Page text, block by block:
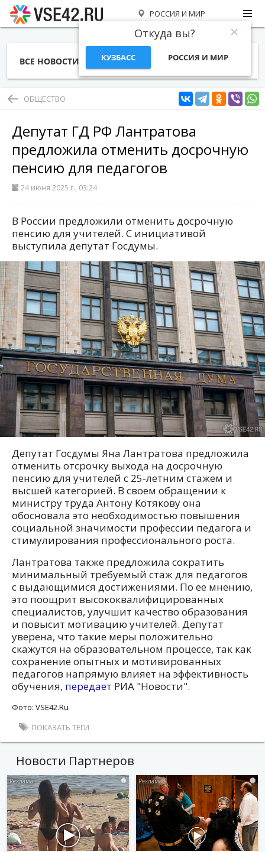
РОССИЯ И МИР
Откуда вы?
КУЗБАСС РОССИЯ И МИР
ВСЕ НОВОСТИ СТАТЬИ ТЕМЫ ФОТО
ОБЩЕСТВО
Депутат ГД РФ Лантратова
предложила отменить досрочную
пенсию для педагогов
24 июня 2025 г., 03:24
В России предложили отменить досрочную
пенсию для учителей. С инициативой
выступила депутат Госдумы.
Депутат Госдумы Яна Лантратова предложила
отменить отсрочку выхода на досрочную
пенсию для учителей с 25-летним стажем и
высшей категорией. В своем обращении к
министру труда Антону Котякову она
обосновала это необходимостью повышения
социальной значимости профессии педагога и
стимулирования профессионального роста.
Лантратова также предложила сократить
минимальный требуемый стаж для педагогов
с выдающимися достижениями. По ее мнению,
это поощрит высококвалифицированных
специалистов, улучшит качество образования
и повысит мотивацию учителей. Депутат
уверена, что такие меры положительно
скажутся на образовательном процессе, так как
сохранение опытных и мотивированных
педагогов напрямую влияет на эффективность
обучения, передает РИА "Новости".
Фото: VSE42.Ru
ПОКАЗАТЬ ТЕГИ
Новости Партнеров
i i